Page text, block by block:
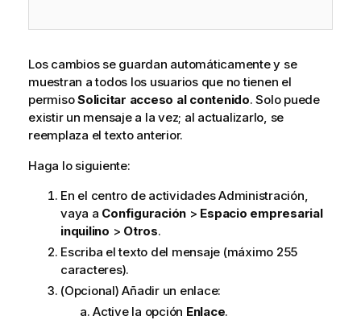
Los cambios se guardan automáticamente y se
muestran a todos los usuarios que no tienen el
permisoSolicitar acceso al contenido. Solo puede
existir un mensaje a la vez; al actualizarlo, se
reemplaza el texto anterior.
Haga lo siguiente:
En el centro de actividadesAdministración
vaya a Configuración > Espacio empresarial
inquilino > Otros.
Escriba el texto del mensaje (máximo 255
caracteres).
(Opcional) Añadir un enlace:
Active la opción Enlace.